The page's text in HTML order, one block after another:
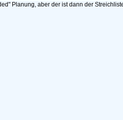
Planung, aber der ist dann der